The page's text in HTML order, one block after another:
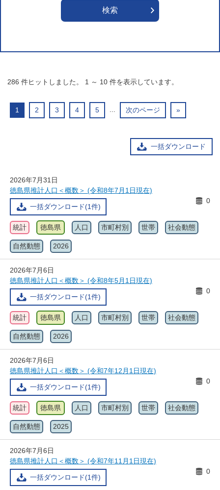
286 件ヒットしました。 1 ～ 10 件を表示しています。
1 2 3 4 5 ... 次のページ »
一括ダウンロード
2026年7月31日
徳島県推計人口＜概数＞ (令和8年7月1日現在)
一括ダウンロード(1件)
0
統計 徳島県 人口 市町村別 世帯 社会動態
自然動態 2026
2026年7月6日
徳島県推計人口＜概数＞ (令和8年5月1日現在)
一括ダウンロード(1件)
0
統計 徳島県 人口 市町村別 世帯 社会動態
自然動態 2026
2026年7月6日
徳島県推計人口＜概数＞ (令和7年12月1日現在)
一括ダウンロード(1件)
0
統計 徳島県 人口 市町村別 世帯 社会動態
自然動態 2025
2026年7月6日
徳島県推計人口＜概数＞ (令和7年11月1日現在)
一括ダウンロード(1件)
0